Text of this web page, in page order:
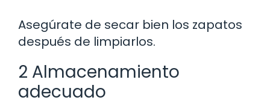
Asegúrate de secar bien los zapatos
después de limpiarlos.
2 Almacenamiento
adecuado